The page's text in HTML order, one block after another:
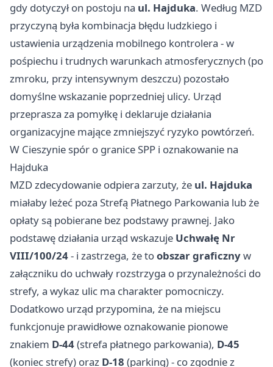
gdy dotyczył on postoju na ul. Hajduka. Według MZD
przyczyną była kombinacja błędu ludzkiego i
ustawienia urządzenia mobilnego kontrolera - w
pośpiechu i trudnych warunkach atmosferycznych (po
zmroku, przy intensywnym deszczu) pozostało
domyślne wskazanie poprzedniej ulicy. Urząd
przeprasza za pomyłkę i deklaruje działania
organizacyjne mające zmniejszyć ryzyko powtórzeń.
W Cieszynie spór o granice SPP i oznakowanie na
Hajduka
MZD zdecydowanie odpiera zarzuty, że ul. Hajduka
miałaby leżeć poza Strefą Płatnego Parkowania lub że
opłaty są pobierane bez podstawy prawnej. Jako
podstawę działania urząd wskazuje Uchwałę Nr
VIII/100/24- i zastrzega, że toobszar graficznyw
załączniku do uchwały rozstrzyga o przynależności do
strefy, a wykaz ulic ma charakter pomocniczy.
Dodatkowo urząd przypomina, że na miejscu
funkcjonuje prawidłowe oznakowanie pionowe
znakiem D-44(strefa płatnego parkowania), D-45
(koniec strefy) oraz D-18 (parking) - co zgodnie z